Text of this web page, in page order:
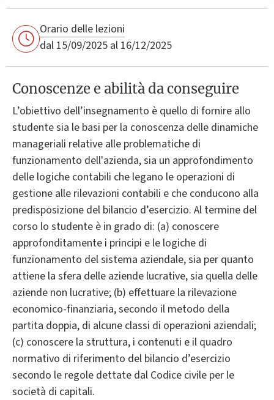
Orario delle lezioni
dal 15/09/2025 al 16/12/2025
Conoscenze e abilità da conseguire
L’obiettivo dell’insegnamento è quello di fornire allo
studente sia le basi per la conoscenza delle dinamiche
manageriali relative alle problematiche di
funzionamento dell'azienda, sia un approfondimento
delle logiche contabili che legano le operazioni di
gestione alle rilevazioni contabili e che conducono alla
predisposizione del bilancio d’esercizio. Al termine del
corso lo studente è in grado di: (a) conoscere
approfonditamente i principi e le logiche di
funzionamento del sistema aziendale, sia per quanto
attiene la sfera delle aziende lucrative, sia quella delle
aziende non lucrative; (b) effettuare la rilevazione
economico-finanziaria, secondo il metodo della
partita doppia, di alcune classi di operazioni aziendali;
(c) conoscere la struttura, i contenuti e il quadro
normativo di riferimento del bilancio d’esercizio
secondo le regole dettate dal Codice civile per le
società di capitali.